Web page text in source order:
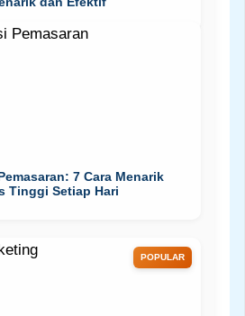
7 Cara Menarik
Tinggi Setiap Hari
POPULAR